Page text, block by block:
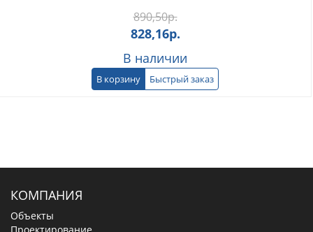
890,50р.
828,16р.
В наличии
В корзину Быстрый заказ
КОМПАНИЯ
Объекты